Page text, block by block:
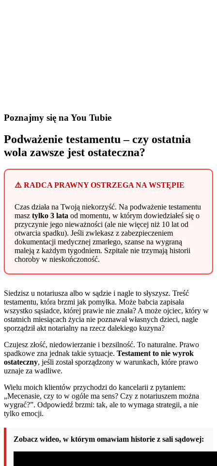
Poznajmy się na You Tubie
Podważenie testamentu – czy ostatnia
wola zawsze jest ostateczna?
⚠️ RADCA PRAWNY OSTRZEGA NA WSTĘPIE
Czas działa na Twoją niekorzyść. Na podważenie testamentu
masz tylko 3 lata od momentu, w którym dowiedziałeś się o
przyczynie jego nieważności (ale nie więcej niż 10 lat od
otwarcia spadku). Jeśli zwlekasz z zabezpieczeniem
dokumentacji medycznej zmarłego, szanse na wygraną
maleją z każdym tygodniem. Szpitale nie trzymają historii
choroby w nieskończoność.
Siedzisz u notariusza albo w sądzie i nagle to słyszysz. Treść
testamentu, która brzmi jak pomyłka. Może babcia zapisała
wszystko sąsiadce, której prawie nie znała? A może ojciec, który w
ostatnich miesiącach życia nie poznawał własnych dzieci, nagle
sporządził akt notarialny na rzecz dalekiego kuzyna?
Czujesz złość, niedowierzanie i bezsilność. To naturalne. Prawo
spadkowe zna jednak takie sytuacje. Testament to nie wyrok
ostateczny, jeśli został sporządzony w warunkach, które prawo
uznaje za wadliwe.
Wielu moich klientów przychodzi do kancelarii z pytaniem:
„Mecenasie, czy to w ogóle ma sens? Czy z notariuszem można
wygrać?”. Odpowiedź brzmi: tak, ale to wymaga strategii, a nie
tylko emocji.
Zobacz wideo, w którym omawiam historie z sali sądowej: